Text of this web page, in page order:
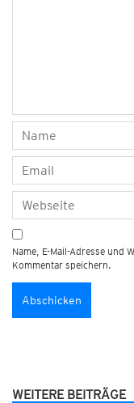
Name, E-Mail-Adresse und
Kommentar speichern.
WEITERE BEITRÄGE